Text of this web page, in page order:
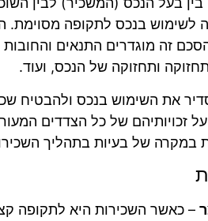
לשימוש בנכס לתקופה מסוימת.
זה מוגדרים התנאים והחובות
ותחזוקה של הנכס, ועוד.
את השימוש בנכס ולהבטיח
על זכויותיהם של כל הצדדים
במקרה של בעיות בתהליך
– כאשר השכירות היא לתקופה